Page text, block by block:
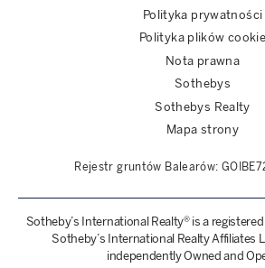
Polityka prywatności
Polityka plików cookie
Nota prawna
Sothebys
Sothebys Realty
Mapa strony
Rejestr gruntów Balearów:
Sotheby’s International Realty® is a
Sotheby’s International Realty Affiliates
independently Owned and